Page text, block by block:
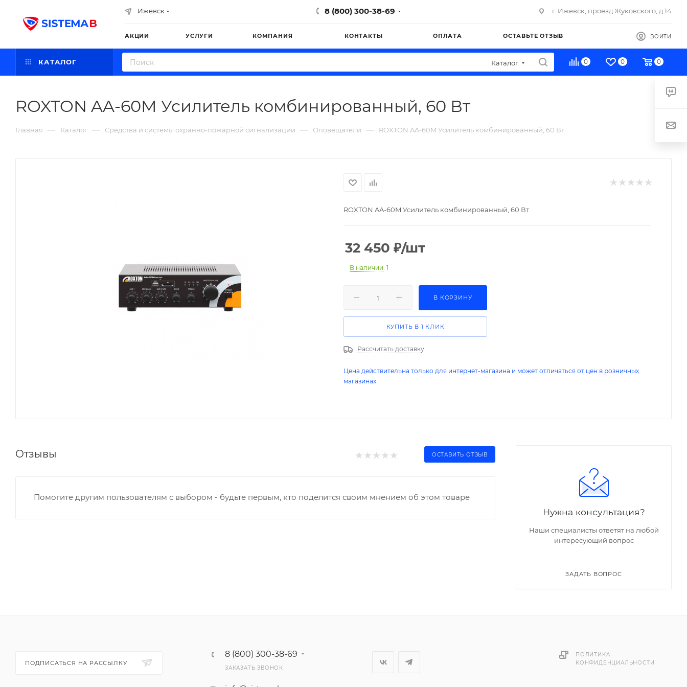
Ижевск 8 (800) 300-38-69 г. Ижевск, проезд Жуковского, д.14
АКЦИИ УСЛУГИ КОМПАНИЯ КОНТАКТЫ ОПЛАТА ОСТАВЬТЕ ОТЗЫВ ВОЙТИ
КАТАЛОГ Каталог 0 0 0
ROXTON AA-60M Усилитель комбинированный, 60 Вт
Главная — Каталог — Средства и системы охранно-пожарной сигнализации — Оповещатели — ROXTON AA-60M Усилитель комбинированный, 60 Вт
ROXTON AA-60M Усилитель комбинированный, 60 Вт
32 450 ₽/шт
В наличии: 1
В КОРЗИНУ
КУПИТЬ В 1 КЛИК
Рассчитать доставку
Цена действительна только для интернет-магазина и может отличаться от цен в розничных
магазинах
Отзывы ОСТАВИТЬ ОТЗЫВ
Помогите другим пользователям с выбором - будьте первым, кто поделится своим мнением об этом товаре
Нужна консультация?
Наши специалисты ответят на любой
интересующий вопрос
ЗАДАТЬ ВОПРОС
ПОДПИСАТЬСЯ НА РАССЫЛКУ
8 (800) 300-38-69
ЗАКАЗАТЬ ЗВОНОК
ПОЛИТИКА
КОНФИДЕНЦИАЛЬНОСТИ